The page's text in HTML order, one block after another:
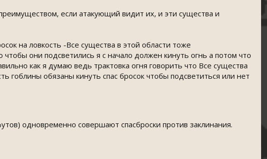
если атакующий видит их, и эти существа и
на ловкость -Все существа в этой области тоже
они подсветились я с начало должен кинуть огнь а потом что
как я думаю ведь трактовка огня говорить что Все существа
гоблины обязаны кинуть спас бросок чтобы подсветиться или нет
одновременно совершают спасброски против заклинания.